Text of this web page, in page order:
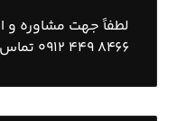
لطفاً جهت مشاوره و
۸۴۶۶ ۴۴۹ ۰۹۱۲ تماس بگیرید.